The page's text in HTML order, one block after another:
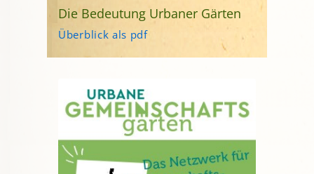
Die Bedeutung Urbaner Gärten
Überblick als pdf